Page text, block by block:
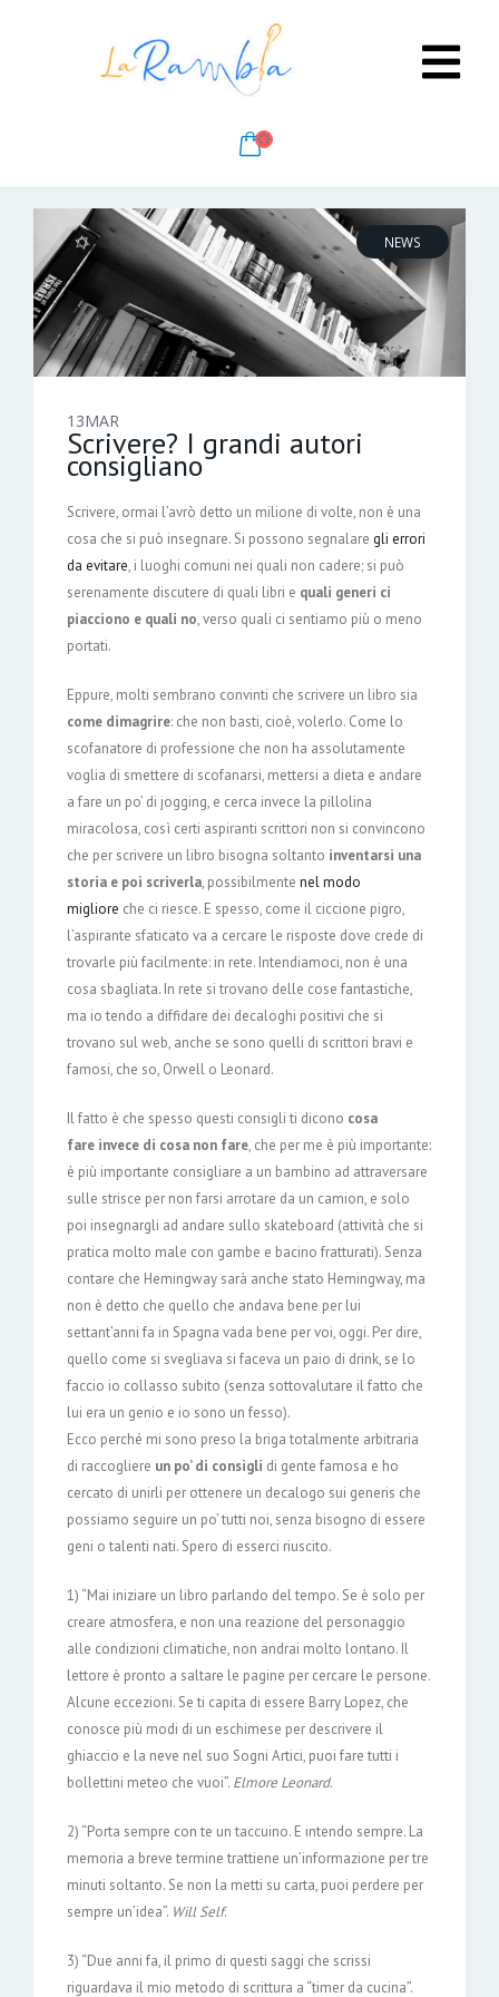
13MAR
Scrivere? I grandi autori
consigliano
NEWS
Scrivere, ormai l’avrò detto un milione di volte, non è una
cosa che si può insegnare. Si possono segnalare gli errori
da evitare, i luoghi comuni nei quali non cadere; si può
serenamente discutere di quali libri e quali generi ci
piacciono e quali no, verso quali ci sentiamo più o meno
portati.
Eppure, molti sembrano convinti che scrivere un libro sia
come dimagrire: che non basti, cioè, volerlo. Come lo
scofanatore di professione che non ha assolutamente
voglia di smettere di scofanarsi, mettersi a dieta e andare
a fare un po’ di jogging, e cerca invece la pillolina
miracolosa, così certi aspiranti scrittori non si convincono
che per scrivere un libro bisogna soltanto inventarsi una
storia e poi scriverla, possibilmente nel modo
migliore che ci riesce. E spesso, come il ciccione pigro,
l’aspirante sfaticato va a cercare le risposte dove crede di
trovarle più facilmente: in rete. Intendiamoci, non è una
cosa sbagliata. In rete si trovano delle cose fantastiche,
ma io tendo a diffidare dei decaloghi positivi che si
trovano sul web, anche se sono quelli di scrittori bravi e
famosi, che so, Orwell o Leonard.
Il fatto è che spesso questi consigli ti dicono cosa
fare invece di cosa non fare, che per me è più importante:
è più importante consigliare a un bambino ad attraversare
sulle strisce per non farsi arrotare da un camion, e solo
poi insegnargli ad andare sullo skateboard (attività che si
pratica molto male con gambe e bacino fratturati). Senza
contare che Hemingway sarà anche stato Hemingway, ma
non è detto che quello che andava bene per lui
settant’anni fa in Spagna vada bene per voi, oggi. Per dire,
quello come si svegliava si faceva un paio di drink, se lo
faccio io collasso subito (senza sottovalutare il fatto che
lui era un genio e io sono un fesso).
Ecco perché mi sono preso la briga totalmente arbitraria
di raccogliere un po’ di consigli di gente famosa e ho
cercato di unirli per ottenere un decalogo sui generis che
possiamo seguire un po’ tutti noi, senza bisogno di essere
geni o talenti nati. Spero di esserci riuscito.
1) “Mai iniziare un libro parlando del tempo. Se è solo per
creare atmosfera, e non una reazione del personaggio
alle condizioni climatiche, non andrai molto lontano. Il
lettore è pronto a saltare le pagine per cercare le persone.
Alcune eccezioni. Se ti capita di essere Barry Lopez, che
conosce più modi di un eschimese per descrivere il
ghiaccio e la neve nel suo Sogni Artici, puoi fare tutti i
bollettini meteo che vuoi”. Elmore Leonard.
2) “Porta sempre con te un taccuino. E intendo sempre. La
memoria a breve termine trattiene un’informazione per tre
minuti soltanto. Se non la metti su carta, puoi perdere per
sempre un’idea”. Will Self.
3) “Due anni fa, il primo di questi saggi che scrissi
riguardava il mio metodo di scrittura a “timer da cucina”.